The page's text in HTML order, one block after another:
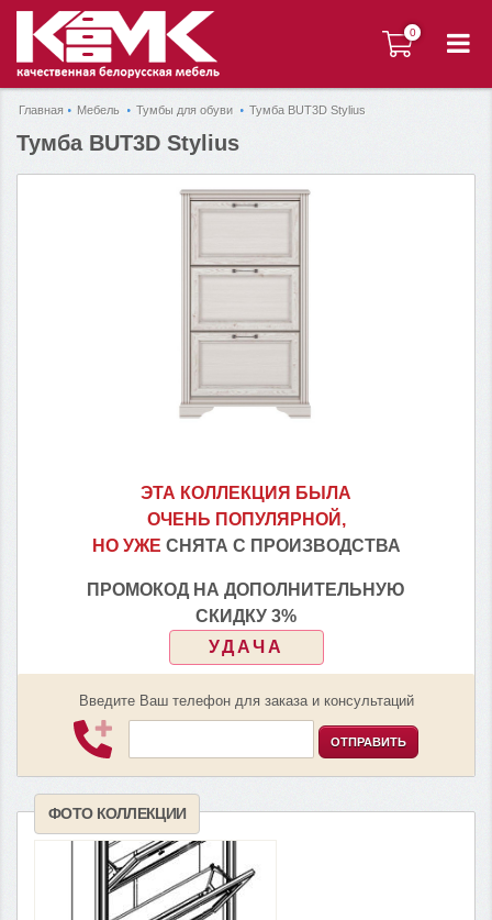
0
0
Главная Мебель Тумбы для обуви Тумба BUT3D Stylius
Тумба BUT3D Stylius
ЭТА КОЛЛЕКЦИЯ БЫЛА
ОЧЕНЬ ПОПУЛЯРНОЙ,
НО УЖЕ СНЯТА С ПРОИЗВОДСТВА
ПРОМОКОД НА ДОПОЛНИТЕЛЬНУЮ
СКИДКУ 3%
УДАЧА
Введите Ваш телефон для заказа и консультаций
ОТПРАВИТЬ
ФОТО КОЛЛЕКЦИИ